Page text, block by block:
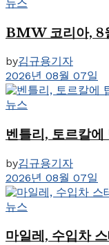
뉴스
BMW 코리아, 8
by김규용기자
2026년 08월 07일
뉴스
벤틀리, 토르칼에
by김규용기자
2026년 08월 07일
뉴스
마일레, 수입차